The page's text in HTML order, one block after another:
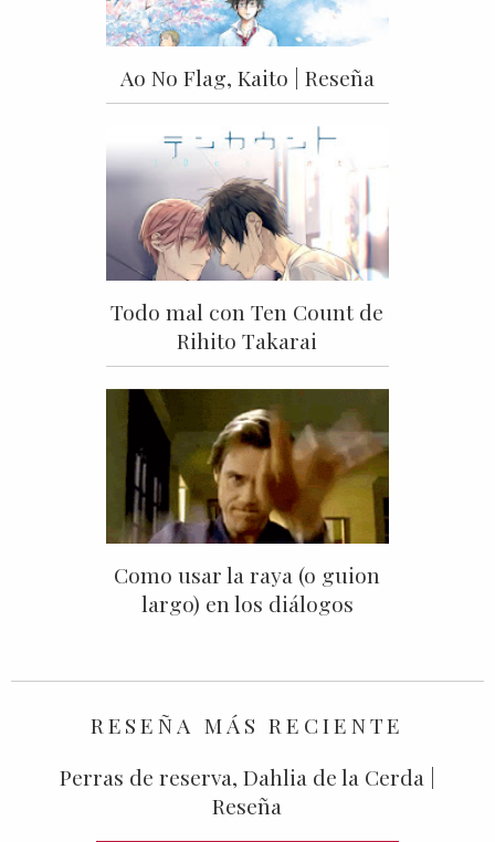
Ao No Flag, Kaito | Reseña
Todo mal con Ten Count de
Rihito Takarai
Como usar la raya (o guion
largo) en los diálogos
RESEÑA MÁS RECIENTE
Perras de reserva, Dahlia de la Cerda |
Reseña